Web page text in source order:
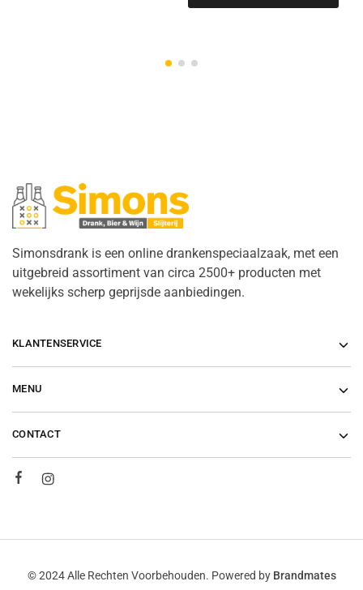
Simonsdrank is een online drankenspeciaalzaak, met een
uitgebreid assortiment van circa 2500+ producten met
wekelijks scherp geprijsde aanbiedingen.
KLANTENSERVICE
MENU
CONTACT
© 2024 Alle Rechten Voorbehouden. Powered by Brandmates